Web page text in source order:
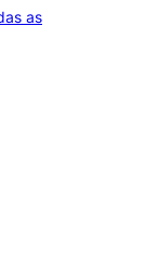
asvaloracións